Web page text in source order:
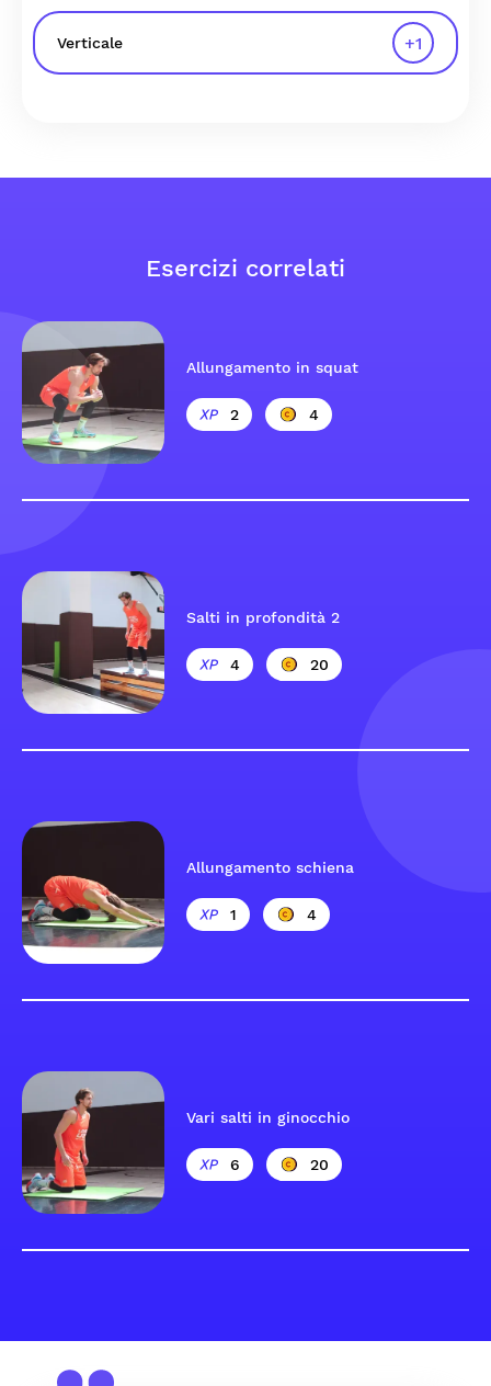
Verticale +1
Esercizi correlati
Allungamento in squat
2 4
Salti in profondità 2
4 20
Allungamento schiena
1 4
Vari salti in ginocchio
6 20